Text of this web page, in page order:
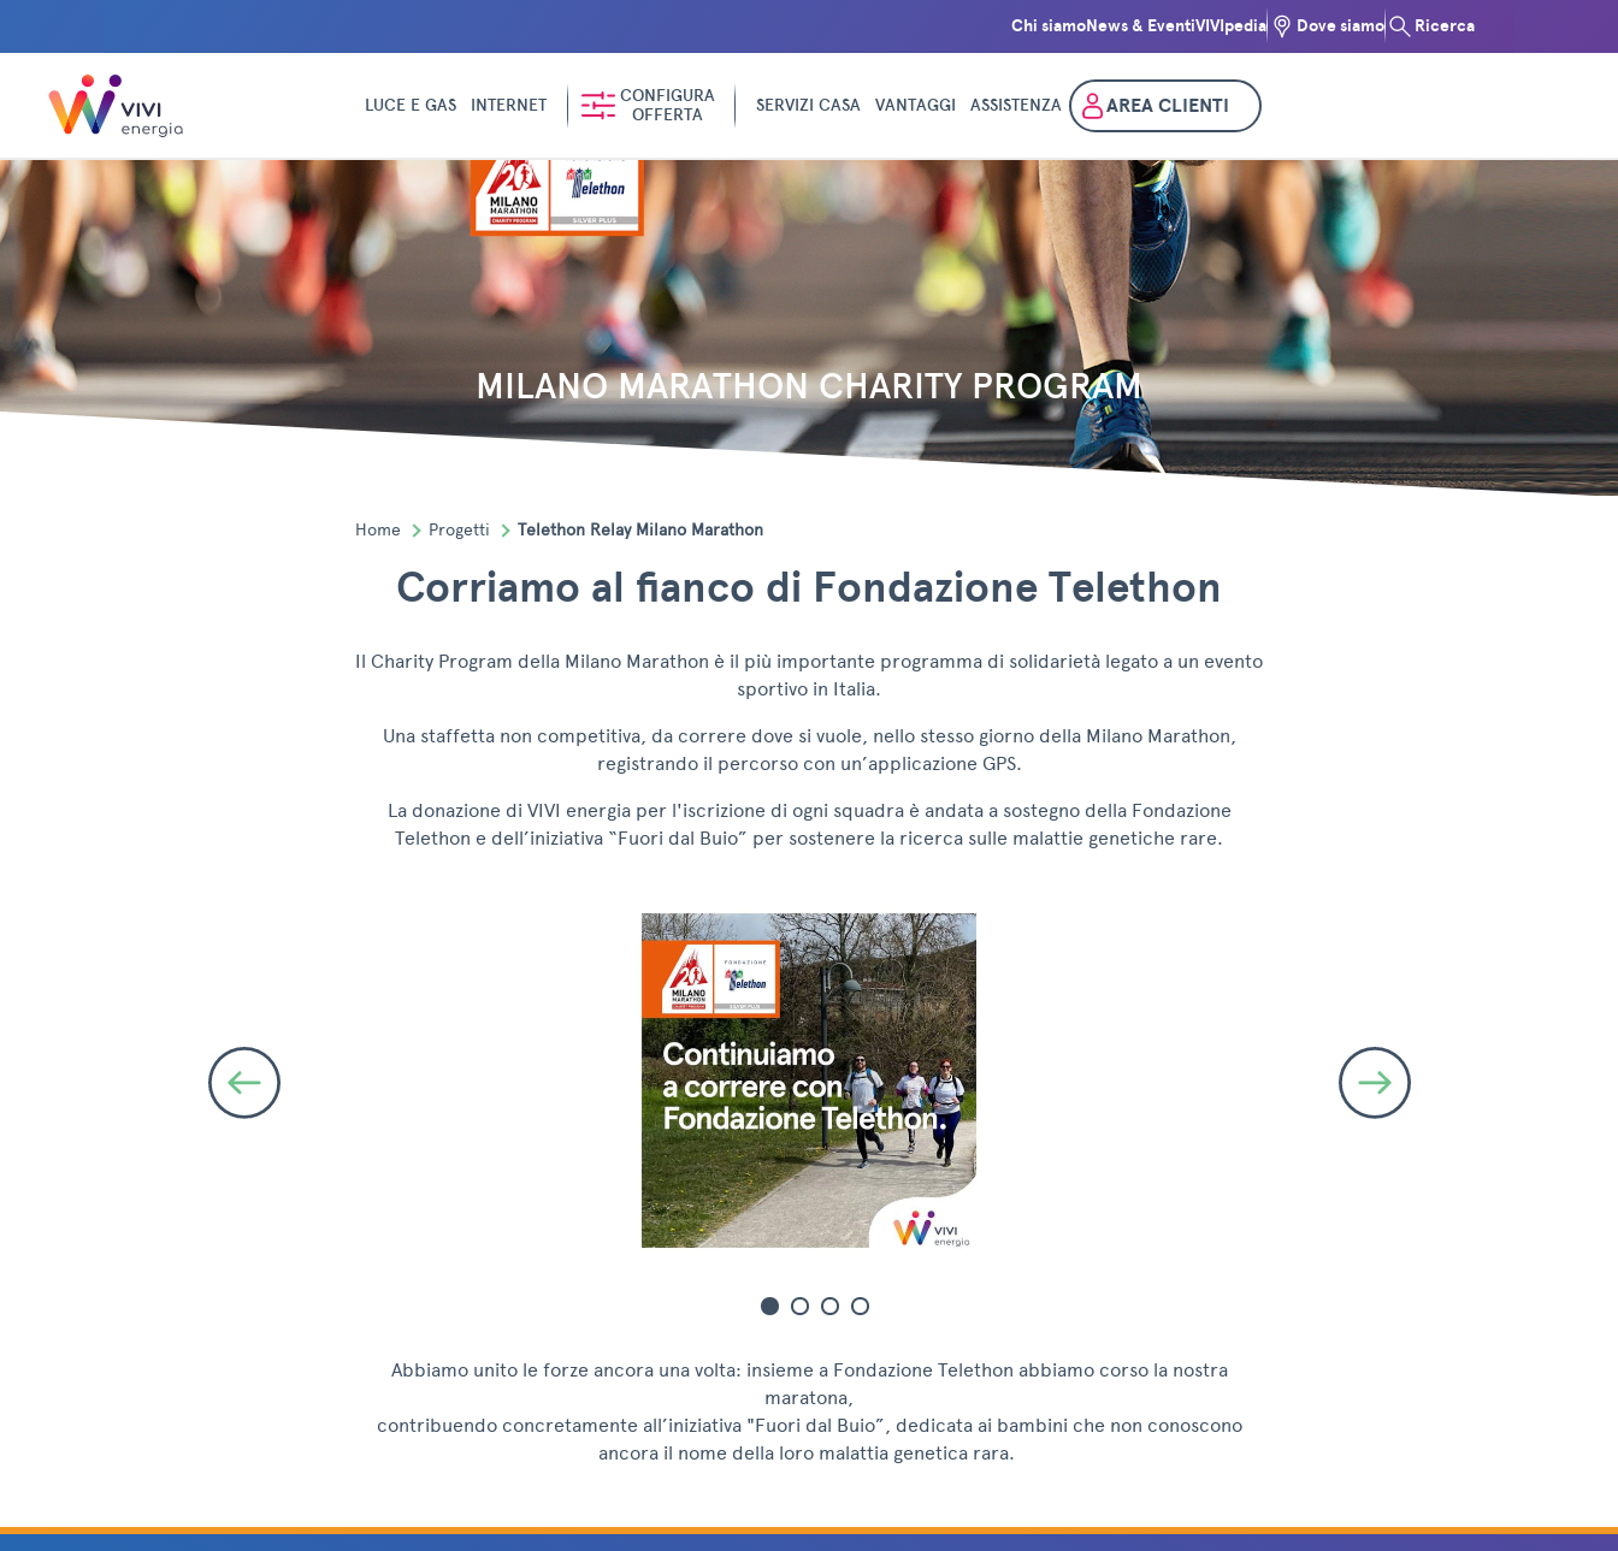
Chi siamoNews & EventiVIVIpedia Dove siamo Ricerca
LUCE E GAS INTERNET
CONFIGURA
OFFERTA
SERVIZI CASA VANTAGGI ASSISTENZA AREA CLIENTI
MILANO MARATHON CHARITY PROGRAM
Home Progetti Telethon Relay Milano Marathon
Corriamo al fianco di Fondazione Telethon
Il Charity Program della Milano Marathon è il più importante programma di solidarietà legato a un evento
sportivo in Italia.
Una staffetta non competitiva, da correre dove si vuole, nello stesso giorno della Milano Marathon,
registrando il percorso con un’applicazione GPS.
La donazione di VIVI energia per l'iscrizione di ogni squadra è andata a sostegno della Fondazione
Telethon e dell’iniziativa “Fuori dal Buio” per sostenere la ricerca sulle malattie genetiche rare.
Abbiamo unito le forze ancora una volta: insieme a Fondazione Telethon abbiamo corso la nostra
maratona,
contribuendo concretamente all’iniziativa "Fuori dal Buio”, dedicata ai bambini che non conoscono
ancora il nome della loro malattia genetica rara.